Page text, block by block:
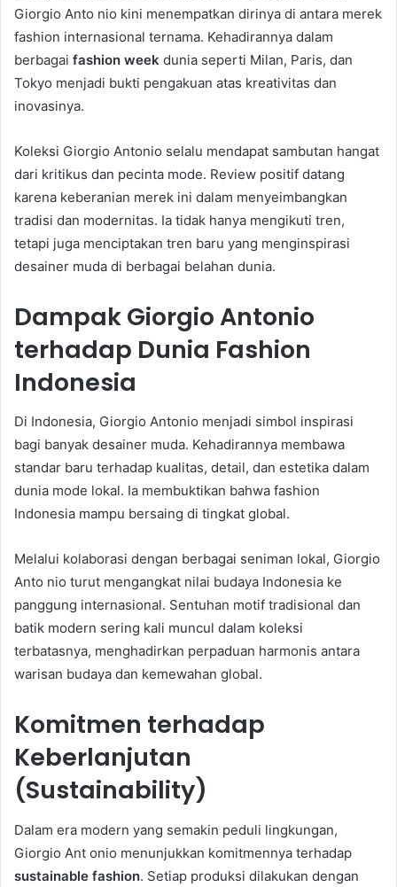
Giorgio Anto nio kini menempatkan dirinya di antara merek
fashion internasional ternama. Kehadirannya dalam
berbagai fashion week dunia seperti Milan, Paris, dan
Tokyo menjadi bukti pengakuan atas kreativitas dan
inovasinya.
Koleksi Giorgio Antonio selalu mendapat sambutan hangat
dari kritikus dan pecinta mode. Review positif datang
karena keberanian merek ini dalam menyeimbangkan
tradisi dan modernitas. Ia tidak hanya mengikuti tren,
tetapi juga menciptakan tren baru yang menginspirasi
desainer muda di berbagai belahan dunia.
Dampak Giorgio Antonio
terhadap Dunia Fashion
Indonesia
Di Indonesia, Giorgio Antonio menjadi simbol inspirasi
bagi banyak desainer muda. Kehadirannya membawa
standar baru terhadap kualitas, detail, dan estetika dalam
dunia mode lokal. Ia membuktikan bahwa fashion
Indonesia mampu bersaing di tingkat global.
Melalui kolaborasi dengan berbagai seniman lokal, Giorgio
Anto nio turut mengangkat nilai budaya Indonesia ke
panggung internasional. Sentuhan motif tradisional dan
batik modern sering kali muncul dalam koleksi
terbatasnya, menghadirkan perpaduan harmonis antara
warisan budaya dan kemewahan global.
Komitmen terhadap
Keberlanjutan
(Sustainability)
Dalam era modern yang semakin peduli lingkungan,
Giorgio Ant onio menunjukkan komitmennya terhadap
sustainable fashion. Setiap produksi dilakukan dengan